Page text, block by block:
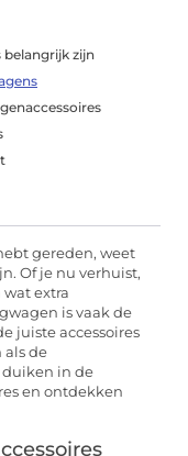
belangrijk zijn
gereden, weet
Of je nu verhuist,
extra
is vaak de
juiste accessoires
als de
duiken in de
en ontdekken